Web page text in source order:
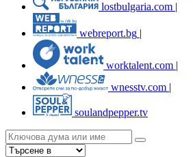
lostbulgaria.com |
webreport.bg
worktalent.com |
wnesstv.com |
soulandpepper.tv